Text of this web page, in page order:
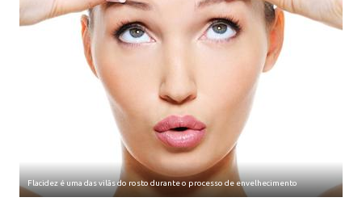
Flacidez é uma das vilãs do rosto durante o processo de envelhecimento